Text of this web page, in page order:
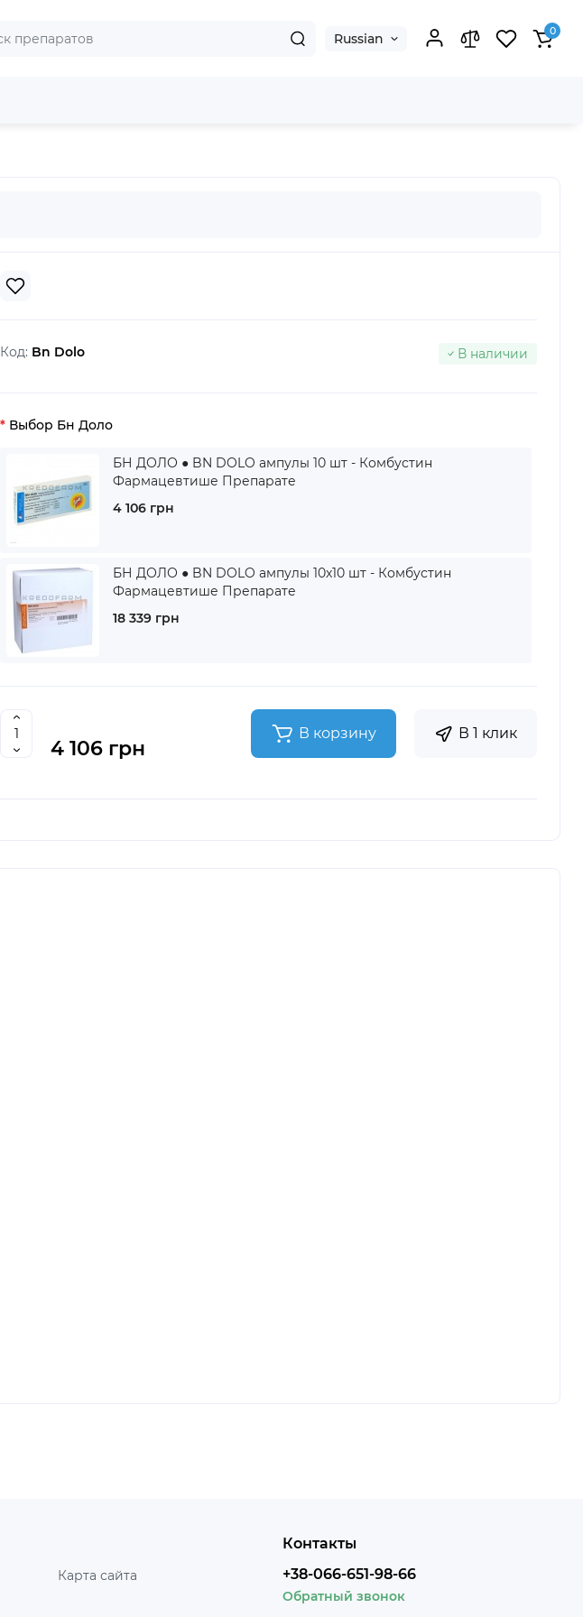
Russian 0
Код: Bn Dolo В наличии
Выбор Бн Доло
БН ДОЛО ● BN DOLO ампулы 10 шт - Комбустин
Фармацевтише Препарате
4 106 грн
БН ДОЛО ● BN DOLO ампулы 10x10 шт - Комбустин
Фармацевтише Препарате
18 339 грн
4 106 грн
В корзину В 1 клик
Карта сайта
Контакты
+38-066-651-98-66
Обратный звонок